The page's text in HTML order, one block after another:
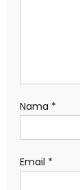
Nama *
Email *